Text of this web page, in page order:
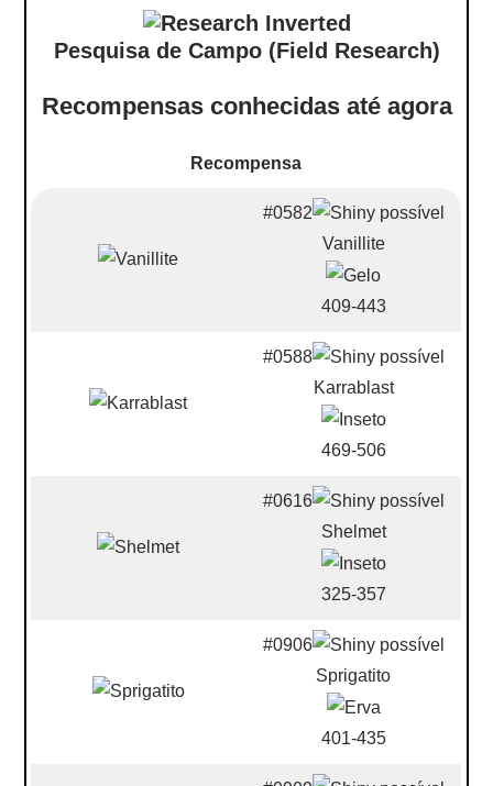
Pesquisa de Campo (Field Research)
Recompensas conhecidas até agora
Recompensa
#0582
Vanillite
409-443
#0588
Karrablast
469-506
#0616
Shelmet
325-357
#0906
Sprigatito
401-435